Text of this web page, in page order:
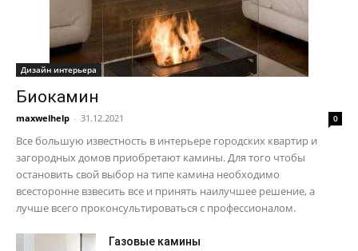
Дизайн интерьера
Биокамин
maxwelhelp - 31.12.2021 0
Все большую известность в интерьере городских квартир и
загородных домов приобретают камины. Для того чтобы
остановить свой выбор на типе камина необходимо
всесторонне взвесить все и принять наилучшее решение, а
лучше всего проконсультироваться с профессионалом.
Газовые камины